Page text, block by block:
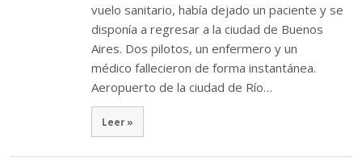
vuelo sanitario, había dejado un paciente y se
disponía a regresar a la ciudad de Buenos
Aires. Dos pilotos, un enfermero y un
médico fallecieron de forma instantánea.
Aeropuerto de la ciudad de Río…
Leer »